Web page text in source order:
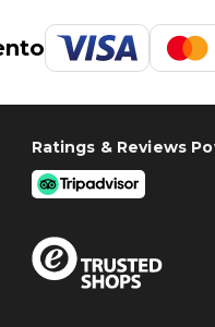
Ratings & Reviews